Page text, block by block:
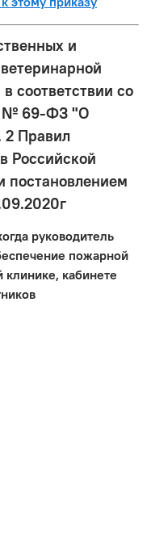
и
соответствии со
№ 69-ФЗ "О
2 Правил
Российской
руководитель
пожарной
клинике, кабинете